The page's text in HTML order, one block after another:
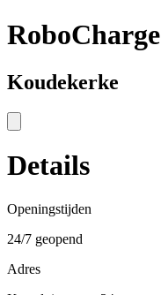
RoboCharge
Koudekerke
Details
Openingstijden
24/7 geopend
Adres